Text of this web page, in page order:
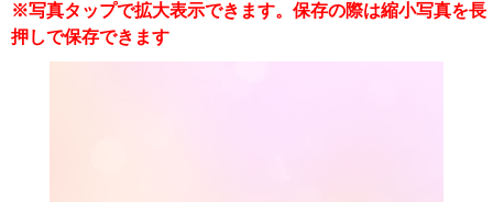
※写真タップで拡大表示できます。保存の際は縮小写真を長
押しで保存できます